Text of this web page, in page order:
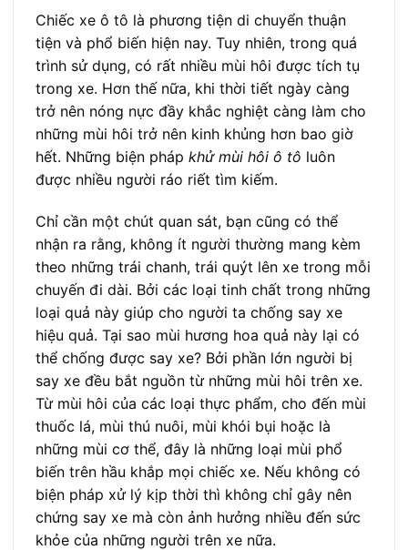
Chiếc xe ô tô là phương tiện di chuyển thuận
tiện và phổ biến hiện nay. Tuy nhiên, trong quá
trình sử dụng, có rất nhiều mùi hôi được tích tụ
trong xe. Hơn thế nữa, khi thời tiết ngày càng
trở nên nóng nực đầy khắc nghiệt càng làm cho
những mùi hôi trở nên kinh khủng hơn bao giờ
hết. Những biện pháp khử mùi hôi ô tô luôn
được nhiều người ráo riết tìm kiếm.
Chỉ cần một chút quan sát, bạn cũng có thể
nhận ra rằng, không ít người thường mang kèm
theo những trái chanh, trái quýt lên xe trong mỗi
chuyến đi dài. Bởi các loại tinh chất trong những
loại quả này giúp cho người ta chống say xe
hiệu quả. Tại sao mùi hương hoa quả này lại có
thể chống được say xe? Bởi phần lớn người bị
say xe đều bắt nguồn từ những mùi hôi trên xe.
Từ mùi hôi của các loại thực phẩm, cho đến mùi
thuốc lá, mùi thú nuôi, mùi khói bụi hoặc là
những mùi cơ thể, đây là những loại mùi phổ
biến trên hầu khắp mọi chiếc xe. Nếu không có
biện pháp xử lý kịp thời thì không chỉ gây nên
chứng say xe mà còn ảnh hưởng nhiều đến sức
khỏe của những người trên xe nữa.